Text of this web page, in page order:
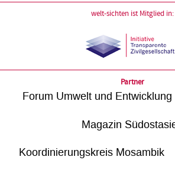
welt-sichten ist Mitglied in:
Partner
Forum Umwelt und Entwicklung
Magazin
Koordinierungskreis Mosambik